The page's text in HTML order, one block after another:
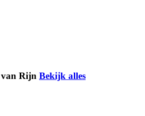
van Rijn Bekijk alles